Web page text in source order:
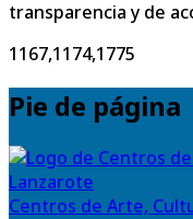
transparencia y de
1167,1174,1775
Pie de página
Centros de Arte,